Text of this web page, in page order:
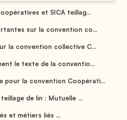
et SICA teillag...
sur la convention co...
la convention collective C...
le texte de la conventio...
pour la convention Coopérati...
de lin : Mutuelle ...
et métiers liés ...